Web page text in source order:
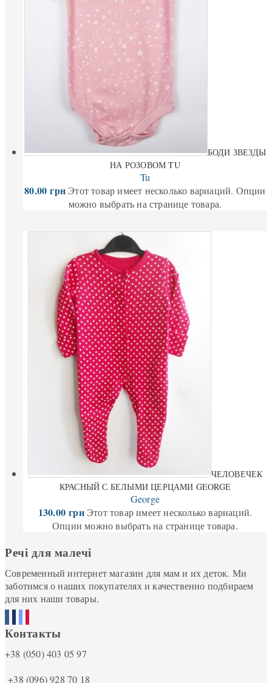
БОДИ ЗВЕЗДЫ
НА РОЗОВОМ TU
Tu
80.00грн Этот товар имеет несколько вариаций. Опции
можно выбрать на странице товара.
ЧЕЛОВЕЧЕК
КРАСНЫЙ С БЕЛЫМИ ЦЕРЦАМИ GEORGE
George
130.00грн Этот товар имеет несколько вариаций.
Опции можно выбрать на странице товара.
Речі для малечі
Современный интернет магазин для мам и их деток. Ми
заботимся о наших покупателях и качественно подбираем
для них наши товары.
Контакты
+38 (050) 403 05 97
+38 (096) 928 70 18